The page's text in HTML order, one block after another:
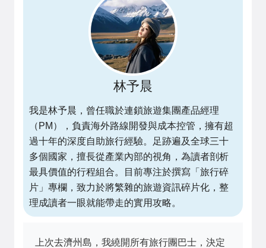
林予晨
我是林予晨，曾任職於連鎖旅遊集團產品經理
（PM），負責海外路線開發與成本控管，擁有超
過十年的深度自助旅行經驗。足跡遍及全球三十
多個國家，擅長從產業內部的視角，為讀者剖析
最具價值的行程組合。目前專注於撰寫「旅行碎
片」專欄，致力於將繁雜的旅遊資訊碎片化，整
理成讀者一眼就能帶走的實用攻略。
上次去濟州島，我繞開所有旅行團巴士，決定